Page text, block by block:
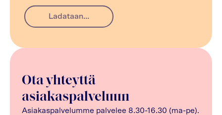
Ota yhteyttä
asiakaspalveluun
Asiakaspalvelumme palvelee 8.30-16.30 (ma-pe).
Ladataan...